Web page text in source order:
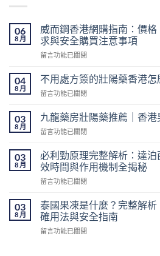
06
8 月
威而鋼香港網購指南：價
求與安全購買注意事項
在
而
鋼
香
網
購
指
價
格、
50mg
錢、
醫
生
紙
留言功能已關閉
04
8 月
不用處方簽的壯陽藥香港怎
在
用
處
方
的
壯
藥
港
怎
麼
留言功能已關閉
03
8 月
九龍藥房壯陽藥推薦｜香
在
龍
藥
房
壯
藥
推
薦
｜
留言功能已關閉
03
8 月
必利勁原理完整解析：達
效時間與作用機制全揭秘
在
利
勁
原
理
留言功能已關閉
03
8 月
泰國果凍是什麼？完整解
確用法與安全指南
在
留言功能已關閉